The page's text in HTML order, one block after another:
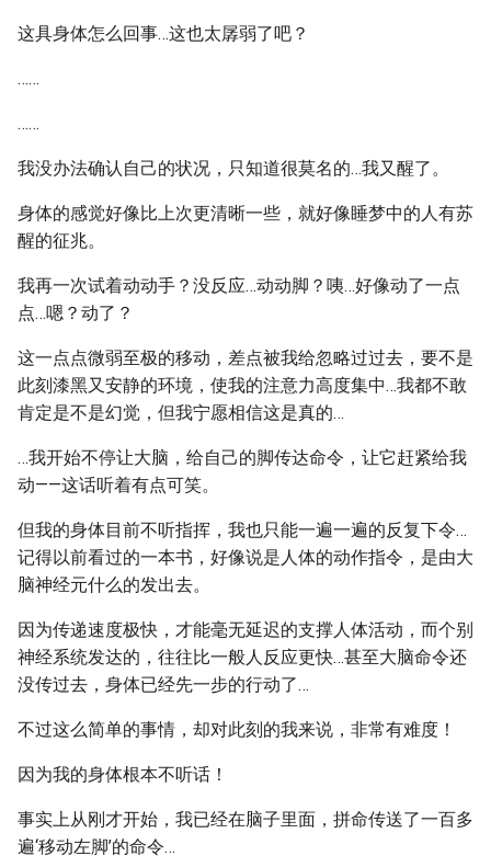
这具身体怎么回事…这也太孱弱了吧？
……
……
我没办法确认自己的状况，只知道很莫名的…我又醒了。
身体的感觉好像比上次更清晰一些，就好像睡梦中的人有苏
醒的征兆。
我再一次试着动动手？没反应…动动脚？咦…好像动了一点
点…嗯？动了？
这一点点微弱至极的移动，差点被我给忽略过过去，要不是
此刻漆黑又安静的环境，使我的注意力高度集中…我都不敢
肯定是不是幻觉，但我宁愿相信这是真的…
…我开始不停让大脑，给自己的脚传达命令，让它赶紧给我
动——这话听着有点可笑。
但我的身体目前不听指挥，我也只能一遍一遍的反复下令…
记得以前看过的一本书，好像说是人体的动作指令，是由大
脑神经元什么的发出去。
因为传递速度极快，才能毫无延迟的支撑人体活动，而个别
神经系统发达的，往往比一般人反应更快…甚至大脑命令还
没传过去，身体已经先一步的行动了…
不过这么简单的事情，却对此刻的我来说，非常有难度！
因为我的身体根本不听话！
事实上从刚才开始，我已经在脑子里面，拼命传送了一百多
遍‘移动左脚’的命令…